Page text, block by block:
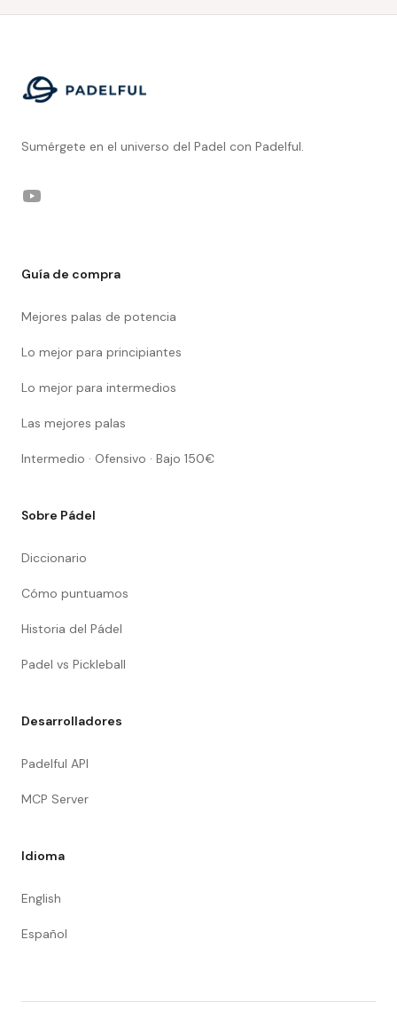
Sumérgete en el universo del Padel con Padelful.
YouTube
Guía de compra
Mejores palas de potencia
Lo mejor para principiantes
Lo mejor para intermedios
Las mejores palas
Intermedio · Ofensivo · Bajo 150€
Sobre Pádel
Diccionario
Cómo puntuamos
Historia del Pádel
Padel vs Pickleball
Desarrolladores
Padelful API
MCP Server
Idioma
English
Español